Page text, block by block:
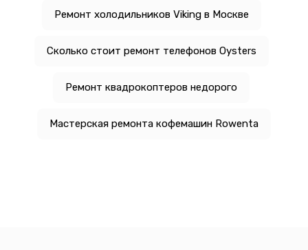
Ремонт холодильников Viking в Москве
Сколько стоит ремонт телефонов Oysters
Ремонт квадрокоптеров недорого
Мастерская ремонта кофемашин Rowenta